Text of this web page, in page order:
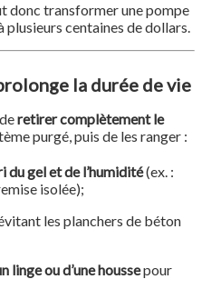
donc transformer une pompe
centaines de dollars.
la durée de vie
retirer complètement le
purgé, puis de les ranger :
du gel et de l’humidité(ex. :
isolée);
les planchers de béton
linge ou d’une houssepour